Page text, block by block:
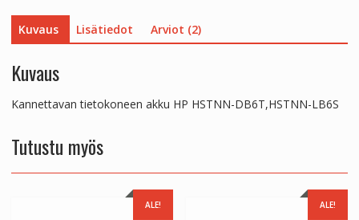
Kuvaus Lisätiedot Arviot (2)
Kuvaus
Kannettavan tietokoneen akku HP HSTNN-DB6T,HSTNN-LB6S
Tutustu myös
ALE! ALE!